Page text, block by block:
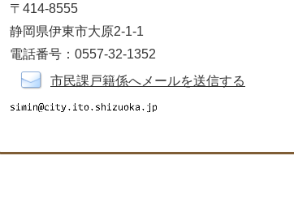
〒414-8555
静岡県伊東市大原2-1-1
電話番号：0557-32-1352​​​​​​​​​​​​​​
市民課戸籍係へメールを送信する